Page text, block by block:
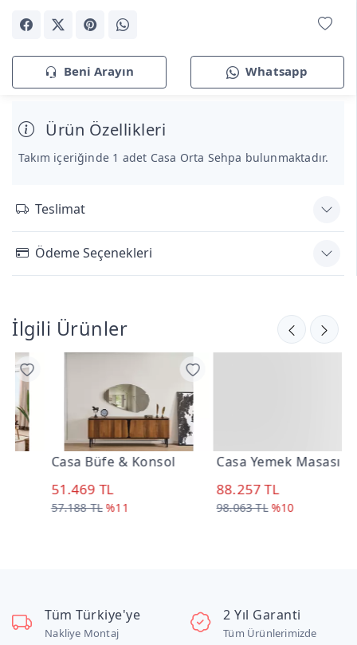
Beni Arayın Whatsapp
Ürün Özellikleri
Takım içeriğinde 1 adet Casa Orta Sehpa bulunmaktadır.
Teslimat
Ödeme Seçenekleri
İlgili Ürünler
Casa Büfe & Konsol
51.469 TL
57.188 TL %11
Casa Yemek Masası
88.257 TL
98.063 TL %10
Tüm Türkiye'ye
Nakliye Montaj
2 Yıl Garanti
Tüm Ürünlerimizde